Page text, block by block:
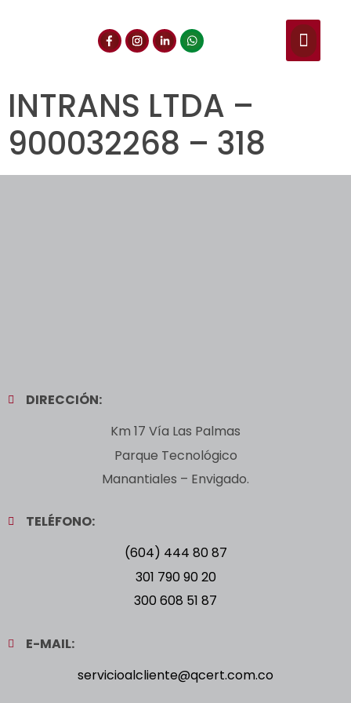
INTRANS LTDA –
900032268 – 318
DIRECCIÓN:
Km 17 Vía Las Palmas
Parque Tecnológico
Manantiales – Envigado.
TELÉFONO:
(604) 444 80 87
301 790 90 20
300 608 51 87
E-MAIL:
servicioalcliente@qcert.com.co